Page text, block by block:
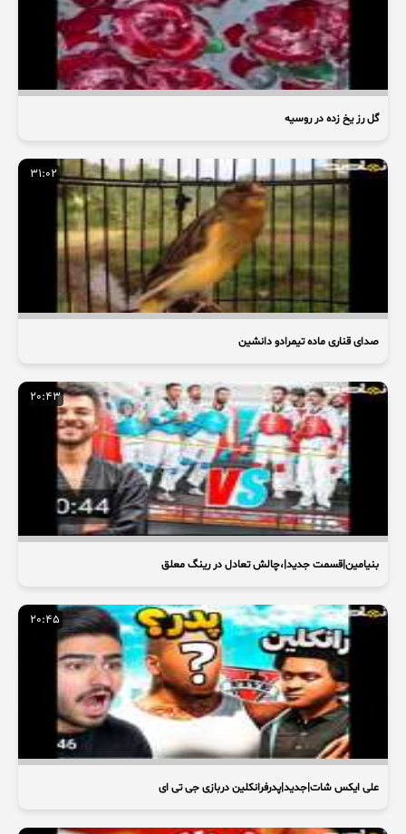
گل رز یخ زده در روسیه
31:02
صدای قناری ماده تیمرادو دانشین
20:43
بنیامین|قسمت جدید|،چالش تعادل در رینگ معلق
20:45
علی ایکس شات|جدید|پدرفرانکلین دربازی جی تی ای